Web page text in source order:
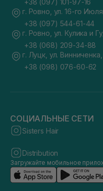
+38 (097) 101-97-16
г. Ровно, ул. 16-го
+38 (097) 544-61-44
г. Ровно, ул. Кулика и
+38 (068) 209-34-88
г. Луцк, ул.
+38 (098) 076-60-62
СОЦИАЛЬНЫЕ СЕТИ
Sisters Hair
Distribution
Загружайте мобильное